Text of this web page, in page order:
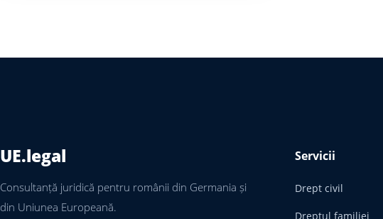
UE.legal
Consultanță juridică pentru românii din Germania și
din Uniunea Europeană.
Servicii
Drept civil
Dreptul familiei